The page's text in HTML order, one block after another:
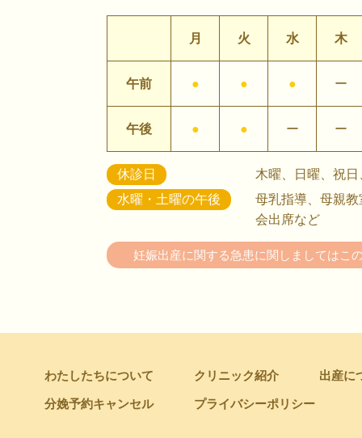
月 火 水 木
午前 ● ● ● ー
午後 ● ● ー ー
休診日
木曜、日曜、祝
水曜・土曜の午後
母乳指導、母親
会出席など
妊娠出産に関する急患に関しましてはこ
わたしたちについて クリニック紹介 出産に
分娩予約キャンセル プライバシーポリシー